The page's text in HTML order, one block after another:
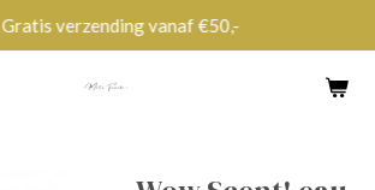
Gratis verzending vanaf €50,-